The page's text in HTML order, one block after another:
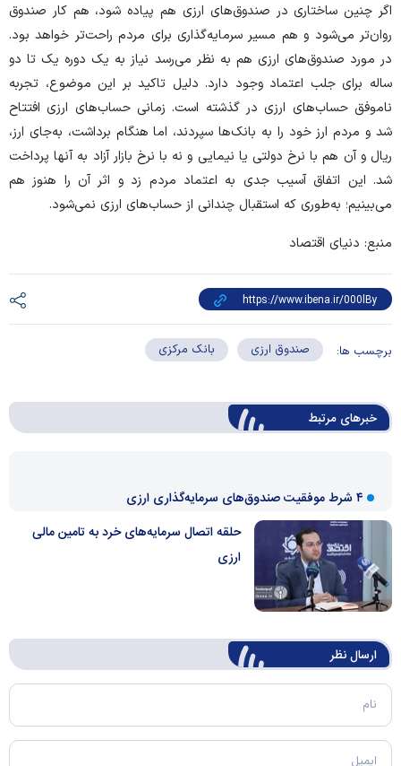
اگر چنین ساختاری در صندوق‌های ارزی هم پیاده شود، هم کار صندوق
روان‌تر می‌شود و هم مسیر سرمایه‌گذاری برای مردم راحت‌تر خواهد بود.
در مورد صندوق‌های ارزی هم به نظر می‌رسد نیاز به یک دوره یک تا دو
ساله برای جلب اعتماد وجود دارد. دلیل تاکید بر این موضوع، تجربه
ناموفق حساب‌های ارزی در گذشته است. زمانی حساب‌های ارزی افتتاح
شد و مردم ارز خود را به بانک‌ها سپردند، اما هنگام برداشت، به‌جای ارز،
ریال و آن هم با نرخ دولتی یا نیمایی و نه با نرخ بازار آزاد به آنها پرداخت
شد. این اتفاق آسیب جدی به اعتماد مردم زد و اثر آن را هنوز هم
می‌بینیم؛ به‌طوری که استقبال چندانی از حساب‌های ارزی نمی‌شود.
منبع: دنیای اقتصاد
برچسب ها: صندوق ارزی بانک مرکزی
خبرهای مرتبط
۴ شرط موفقیت صندوق‌های سرمایه‌گذاری ارزی
حلقه اتصال سرمایه‌های خرد به تامین مالی
ارزی
ارسال‌ نظر